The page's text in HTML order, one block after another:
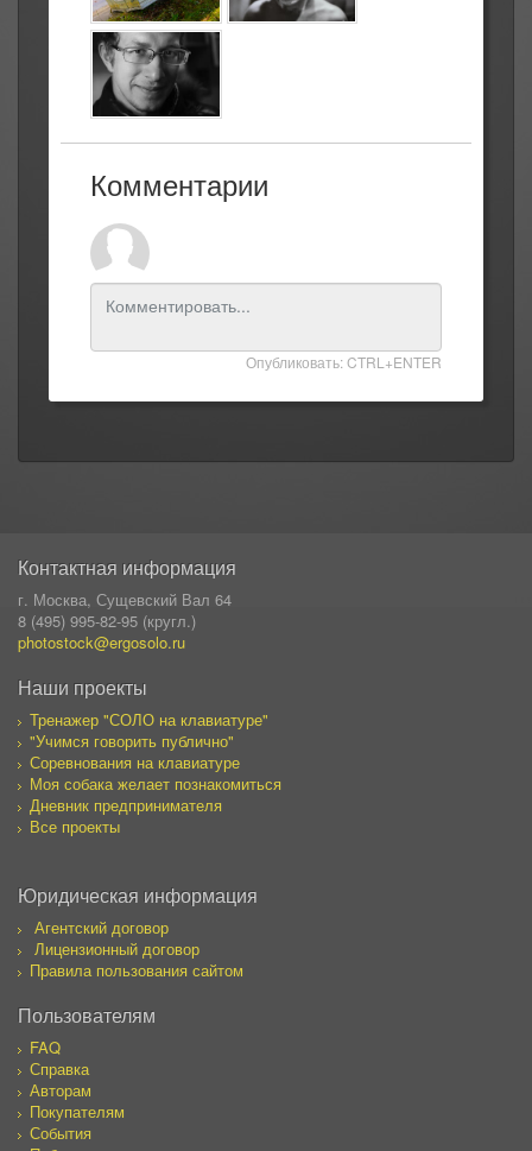
Комментарии
Опубликовать: CTRL+ENTER
Контактная информация
г. Москва, Сущевский Вал 64
8 (495) 995-82-95 (кругл.)
photostock@ergosolo.ru
Наши проекты
Тренажер "СОЛО на клавиатуре"
"Учимся говорить публично"
Соревнования на клавиатуре
Моя собака желает познакомиться
Дневник предпринимателя
Все проекты
Юридическая информация
Агентский договор
Лицензионный договор
Правила пользования сайтом
Пользователям
FAQ
Справка
Авторам
Покупателям
События